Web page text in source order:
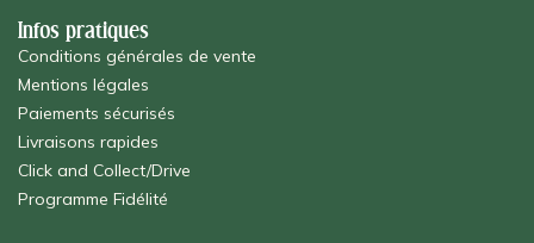
Infos pratiques
Conditions générales de vente
Mentions légales
Paiements sécurisés
Livraisons rapides
Click and Collect/Drive
Programme Fidélité